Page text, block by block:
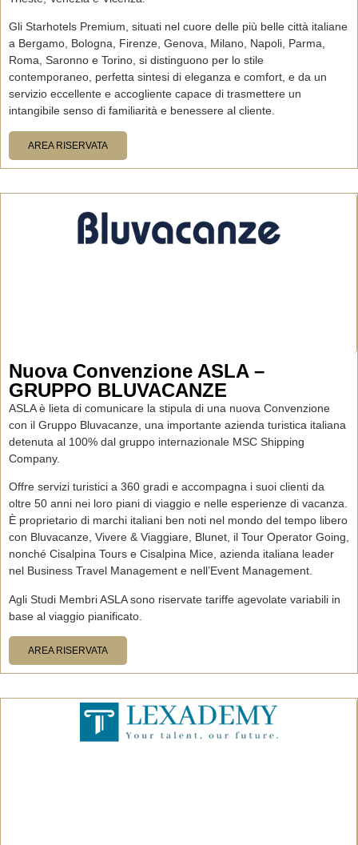
Gli Starhotels Premium, situati nel cuore delle più belle città italiane
a Bergamo, Bologna, Firenze, Genova, Milano, Napoli, Parma,
Roma, Saronno e Torino, si distinguono per lo stile
contemporaneo, perfetta sintesi di eleganza e comfort, e da un
servizio eccellente e accogliente capace di trasmettere un
intangibile senso di familiarità e benessere al cliente.
AREA RISERVATA
Nuova Convenzione ASLA –
GRUPPO BLUVACANZE
ASLA è lieta di comunicare la stipula di una nuova Convenzione
con il Gruppo Bluvacanze, una importante azienda turistica italiana
detenuta al 100% dal gruppo internazionale MSC Shipping
Company.
Offre servizi turistici a 360 gradi e accompagna i suoi clienti da
oltre 50 anni nei loro piani di viaggio e nelle esperienze di vacanza.
È proprietario di marchi italiani ben noti nel mondo del tempo libero
con Bluvacanze, Vivere & Viaggiare, Blunet, il Tour Operator Going,
nonché Cisalpina Tours e Cisalpina Mice, azienda italiana leader
nel Business Travel Management e nell’Event Management.
Agli Studi Membri ASLA sono riservate tariffe agevolate variabili in
base al viaggio pianificato.
AREA RISERVATA